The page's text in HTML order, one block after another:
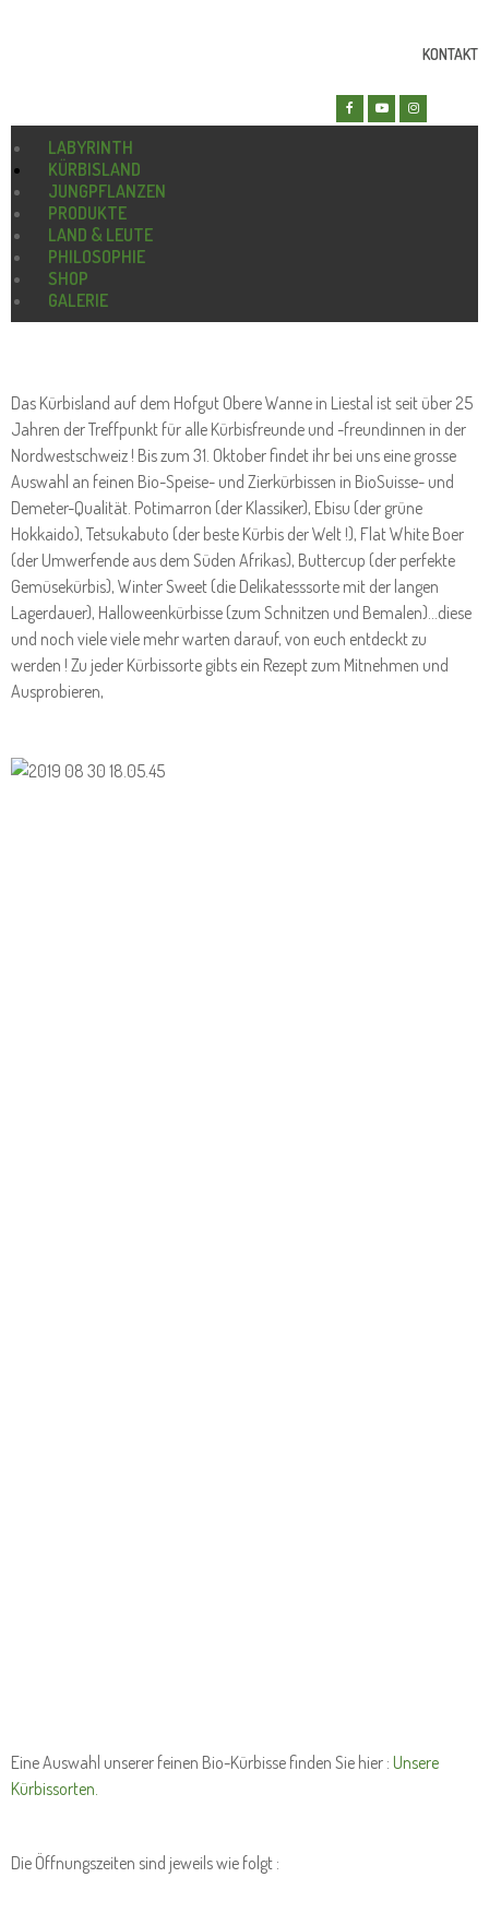
KONTAKT
LABYRINTH
KÜRBISLAND
JUNGPFLANZEN
PRODUKTE
LAND & LEUTE
PHILOSOPHIE
SHOP
GALERIE
Das Kürbisland : Täglich geöffnet bis zum 31. Oktober 2025
Das Kürbisland auf dem Hofgut Obere Wanne in Liestal ist seit über 25
Jahren der Treffpunkt für alle Kürbisfreunde und -freundinnen in der
Nordwestschweiz ! Bis zum 31. Oktober findet ihr bei uns eine grosse
Auswahl an feinen Bio-Speise- und Zierkürbissen in BioSuisse- und
Demeter-Qualität. Potimarron (der Klassiker), Ebisu (der grüne
Hokkaido), Tetsukabuto (der beste Kürbis der Welt !), Flat White Boer
(der Umwerfende aus dem Süden Afrikas), Buttercup (der perfekte
Gemüsekürbis), Winter Sweet (die Delikatesssorte mit der langen
Lagerdauer), Halloweenkürbisse (zum Schnitzen und Bemalen)...diese
und noch viele viele mehr warten darauf, von euch entdeckt zu
werden ! Zu jeder Kürbissorte gibts ein Rezept zum Mitnehmen und
Ausprobieren,
Eine Auswahl unserer feinen Bio-Kürbisse finden Sie hier : Unsere
Kürbissorten.
Die Öffnungszeiten sind jeweils wie folgt :